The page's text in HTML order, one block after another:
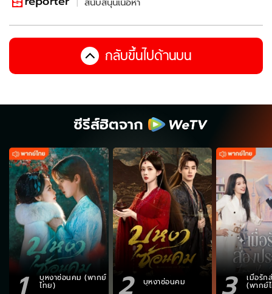
กลับขึ้นไปด้านบน
ซีรีส์ฮิตจาก
1 บุหงาซ่อนคม (พากย์
ไทย) 2 บุหงาซ่อนคม 3 เมื่อรัก
(พากย์